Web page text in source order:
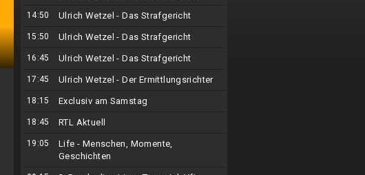
14:50 Ulrich Wetzel - Das Strafgericht
15:50 Ulrich Wetzel - Das Strafgericht
16:45 Ulrich Wetzel - Das Strafgericht
17:45 Ulrich Wetzel - Der Ermittlungsrichter
18:15 Exclusiv am Samstag
18:45 RTL Aktuell
19:05
Life - Menschen, Momente,
Geschichten